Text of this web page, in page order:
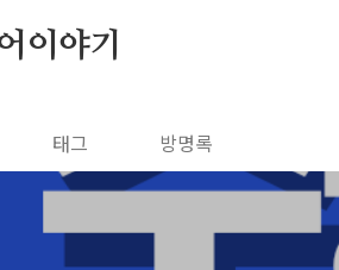
이야기
태그 방명록